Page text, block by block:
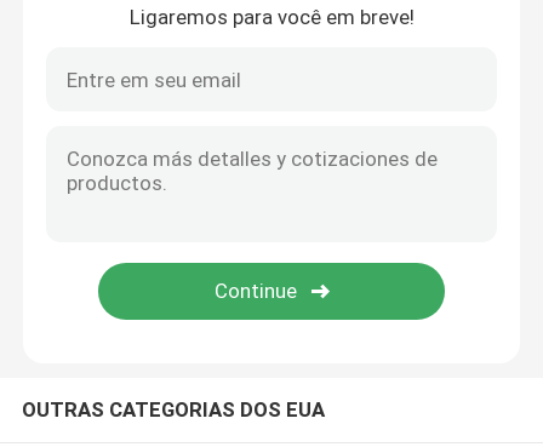
Impressão de periódicos personalizados
Impressão de livros para colorir
Impressão de Bíblias personalizadas
Ligaremos para você em breve!
OUTRAS CATEGORIAS DOS EUA